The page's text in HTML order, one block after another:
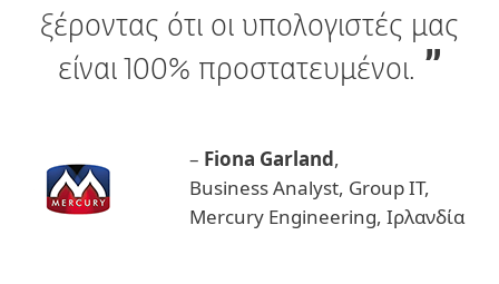
ξέροντας ότι οι υπολογιστές μας
είναι 100% προστατευμένοι.
– Fiona Garland,
Business Analyst, Group IT,
Mercury Engineering, Ιρλανδία